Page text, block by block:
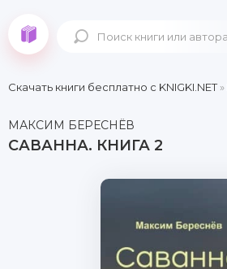
Скачать книги бесплатно c KNIGKI.NET»
МАКСИМ БЕРЕСНЁВ
САВАННА. КНИГА 2